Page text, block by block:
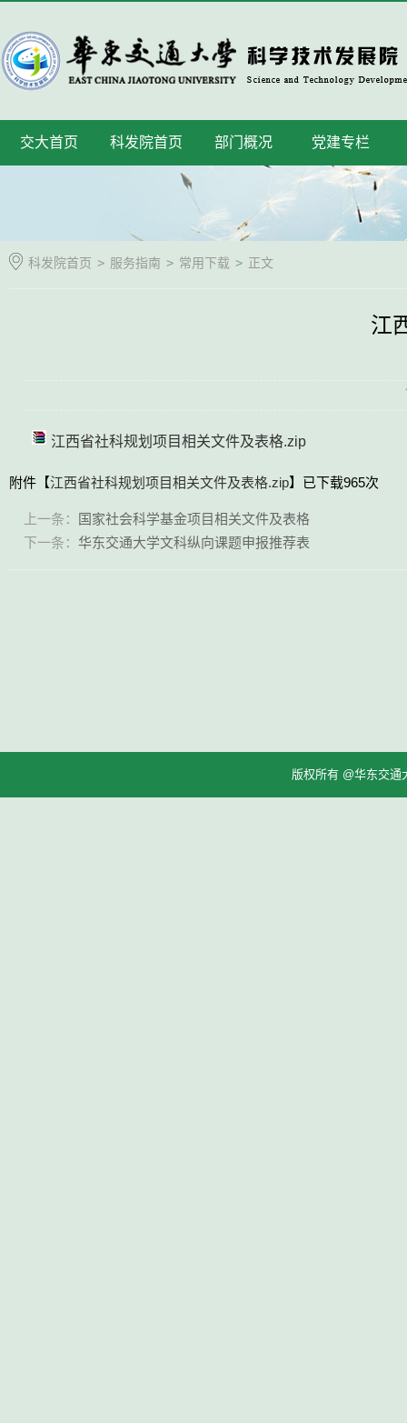
交大首页 科发院首页 部门概况 党建专栏
科发院首页 > 服务指南 > 常用下载 > 正文
江
江西省社科规划项目相关文件及表格.zip
附件【江西省社科规划项目相关文件及表格.zip】已下载965次
上一条：
国家社会科学基金项目相关文件及表格
下一条： 华东交通大学文科纵向课题申报推荐表
版权所有 @华东交